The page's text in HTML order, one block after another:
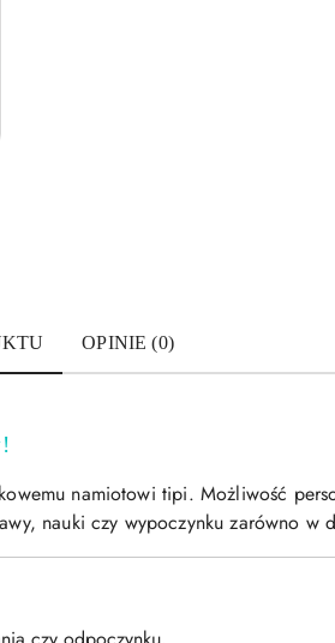
OPINIE (0)
namiotowi tipi. Możliwość
nauki czy wypoczynku zarówno w